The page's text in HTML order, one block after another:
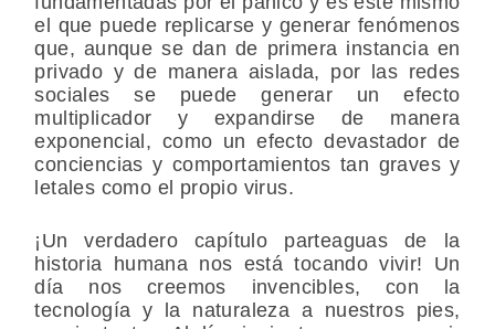
el que puede replicarse y generar fenómenos
que, aunque se dan de primera instancia en
privado y de manera aislada, por las redes
sociales se puede generar un efecto
multiplicador y expandirse de manera
exponencial, como un efecto devastador de
conciencias y comportamientos tan graves y
letales como el propio virus.
¡Un verdadero capítulo parteaguas de la
historia humana nos está tocando vivir! Un
día nos creemos invencibles, con la
tecnología y la naturaleza a nuestros pies,